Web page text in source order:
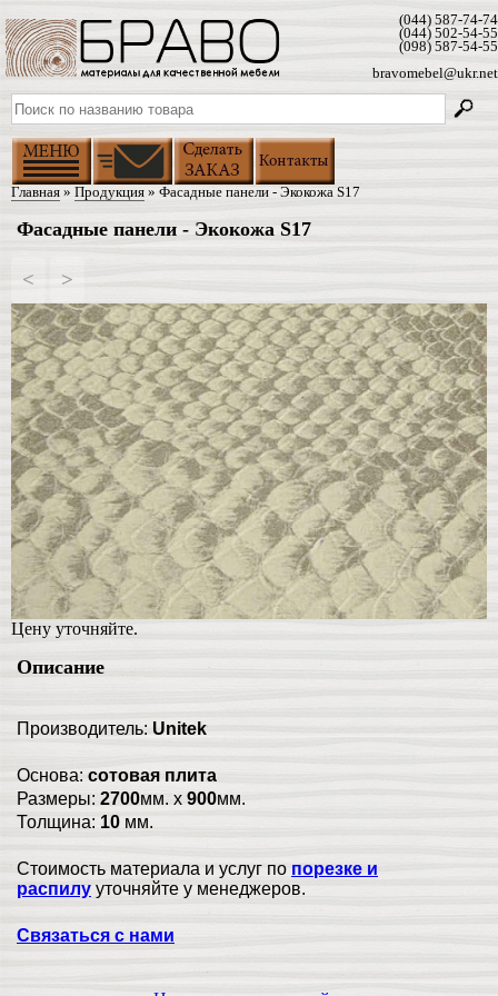
(044) 587-74-74
(044) 502-54-55
(098) 587-54-55
bravomebel@ukr.net
Главная » Продукция » Фасадные панели - Экокожа S17
Фасадные панели - Экокожа S17
< >
Цену уточняйте.
Описание
Производитель: Unitek
Основа: сотовая плита
Размеры: 2700мм. x 900мм.
Толщина: 10 мм.
Стоимость материала и услуг по порезке и
распилу уточняйте у менеджеров.
Связаться с нами